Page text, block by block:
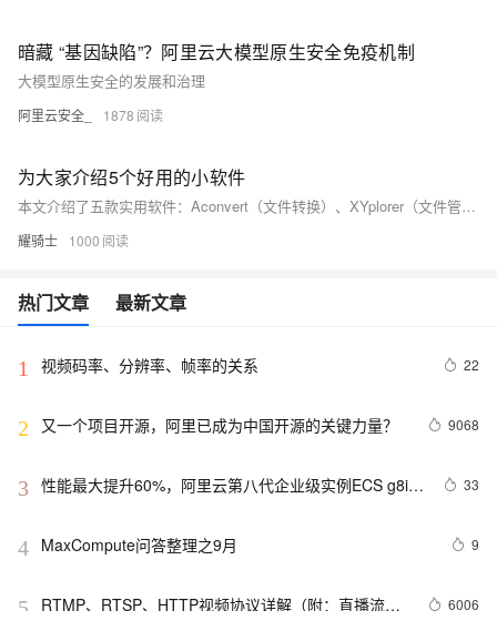
暗藏 “基因缺陷”？阿里云大模型原生安全免疫机制
大模型原生安全的发展和治理
阿里云安全_ 1878
为大家介绍5个好用的小软件
本文介绍了五款实用软件：Aconvert（文件转换）、XYplorer（文件管理）、3171.CN（在线AI工具箱）、Wondershare PDF（PDF处理）和净网大师（网络优化），涵盖办公、文件处理与上网优化，助力提升日常效率。
耀骑士 1000
热门文章 最新文章
1 视频码率、分辨率、帧率的关系 22
2 又一个项目开源，阿里已成为中国开源的关键力量？ 9068
3 性能最大提升60%，阿里云第八代企业级实例ECS g8i正
33
4 MaxCompute问答整理之9月 9
5
RTMP、RTSP、HTTP视频协议详解（附：直播流地
6006